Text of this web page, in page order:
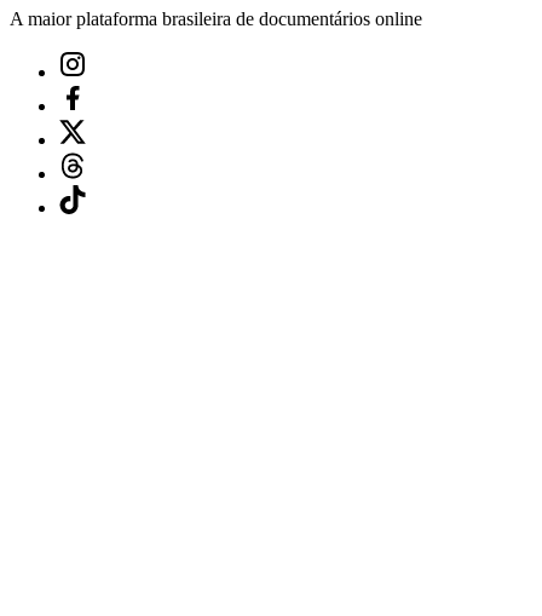
A maior plataforma brasileira de documentários online